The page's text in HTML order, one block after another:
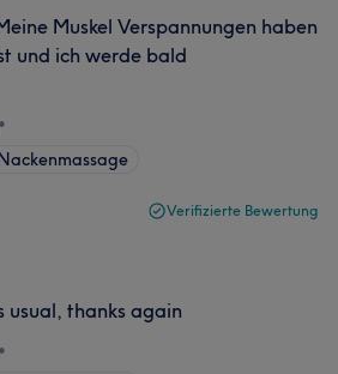
Muskel Verspannungen haben
und ich werde bald
•
Verifizierte Bewertung
usual, thanks again
•